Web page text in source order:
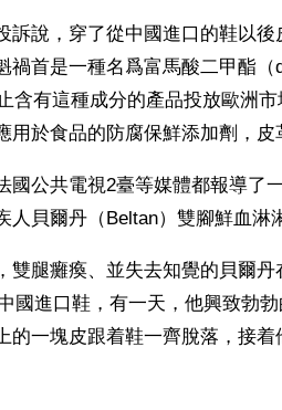
訴說，穿了從中國進口的鞋以
禍首是一種名爲富馬酸二甲酯
含有這種成分的產品投放歐洲
用於食品的防腐保鮮添加劑，皮
國公共電視2臺等媒體都報導了
人貝爾丹（Beltan）雙腳鮮血淋
雙腿癱瘓、並失去知覺的貝爾
國進口鞋，有一天，他興致勃
的一塊皮跟着鞋一齊脫落，接